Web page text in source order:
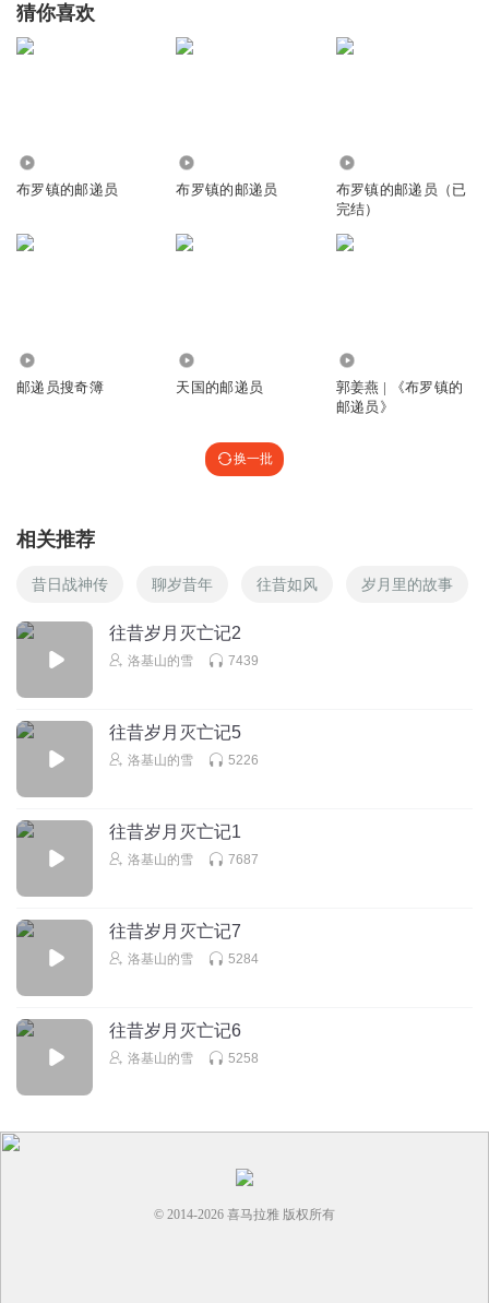
猜你喜欢
布罗镇的邮递员 布罗镇的邮递员
布罗镇的邮递员（已
完结）
邮递员搜奇簿 天国的邮递员
郭姜燕 | 《布罗镇的
邮递员》
换一批
相关推荐
昔日战神传 聊岁昔年 往昔如风 岁月里的故事
往昔岁月灭亡记2
洛基山的雪 7439
往昔岁月灭亡记5
洛基山的雪 5226
往昔岁月灭亡记1
洛基山的雪 7687
往昔岁月灭亡记7
洛基山的雪 5284
往昔岁月灭亡记6
洛基山的雪 5258
© 2014-2026 喜马拉雅 版权所有